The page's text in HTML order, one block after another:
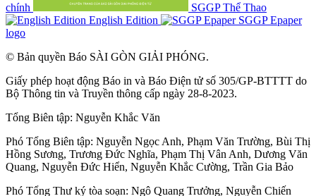
chính
SGGP Thể Thao
English Edition
SGGP Epaper
logo
© Bản quyền Báo SÀI GÒN GIẢI PHÓNG.
Giấy phép hoạt động Báo in và Báo Điện tử số 305/GP-BTTTT do
Bộ Thông tin và Truyền thông cấp ngày 28-8-2023.
Tổng Biên tập: Nguyễn Khắc Văn
Phó Tổng Biên tập: Nguyễn Ngọc Anh, Phạm Văn Trường, Bùi Thị
Hồng Sương, Trương Đức Nghĩa, Phạm Thị Vân Anh, Dương Văn
Quang, Nguyễn Đức Hiển, Nguyễn Khắc Cường, Trần Gia Bảo
Phó Tổng Thư ký tòa soạn: Ngô Quang Trưởng, Nguyễn Chiến